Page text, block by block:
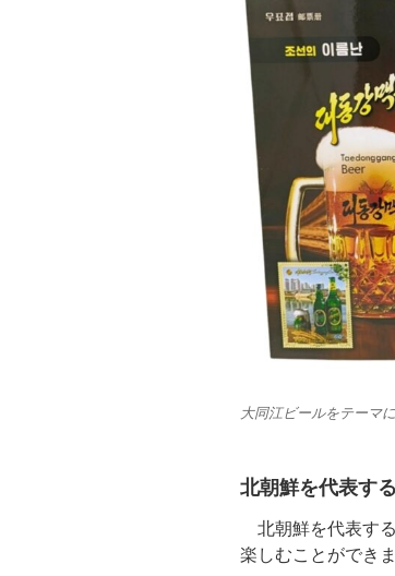
大同江ビールをテーマ
北朝鮮を代表す
北朝鮮を代表す
楽しむことができま